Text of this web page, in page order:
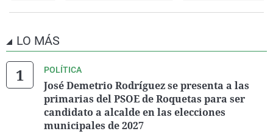
LO MÁS
POLÍTICA
José Demetrio Rodríguez se presenta a las
primarias del PSOE de Roquetas para ser
candidato a alcalde en las elecciones
municipales de 2027